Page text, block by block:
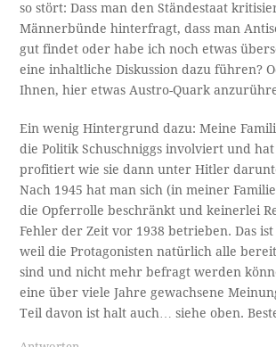
so stört: Dass man den Ständestaat
Männerbünde hinterfragt, dass man
gut findet oder habe ich noch etwas
eine inhaltliche Diskussion dazu führen?
Ihnen, hier etwas Austro-Quark
Ein wenig Hintergrund dazu: Meine
die Politik Schuschniggs involviert und
profitiert wie sie dann unter Hitler
Nach 1945 hat man sich (in meiner
die Opferrolle beschränkt und keinerlei
Fehler der Zeit vor 1938 betrieben. Das ist
weil die Protagonisten natürlich alle
sind und nicht mehr befragt werden
eine über viele Jahre gewachsene
Teil davon ist halt auch… siehe oben.